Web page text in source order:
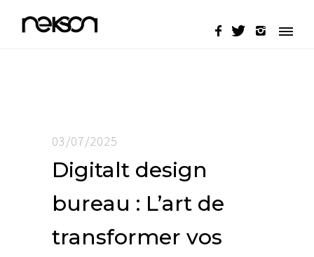
03/07/2025
Digitalt design
bureau : L’art de
transformer vos